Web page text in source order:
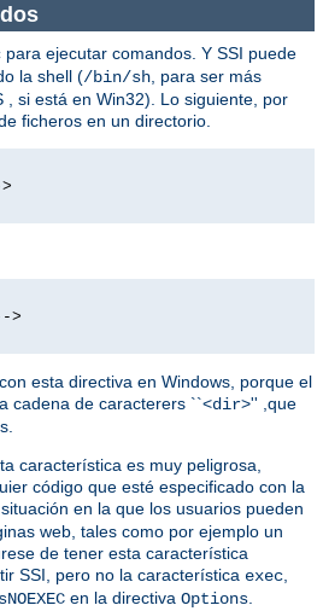
para ejecutar comandos. Y SSI puede
la shell (/bin/sh, para ser más
, si está en Win32). Lo siguiente, por
ficheros en un directorio.
>
esta directiva en Windows, porque el
cadena de caracterers ``<dir>'' ,que
característica es muy peligrosa,
código que esté especificado con la
en la que los usuarios pueden
web, tales como por ejemplo un
de tener esta característica
SSI, pero no la característica exec,
en la directiva Options.